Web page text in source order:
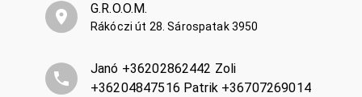
G.R.O.O.M.
Rákóczi út 28. Sárospatak 3950
Janó +36202862442 Zoli
+36204847516 Patrik +36707269014